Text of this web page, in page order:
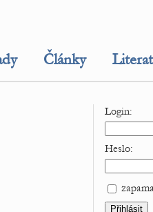
Články
Login:
Heslo: